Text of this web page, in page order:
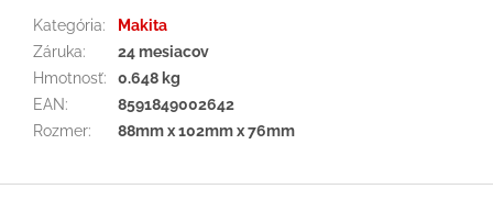
Kategória:
Makita
Záruka:
24 mesiacov
Hmotnosť:
0.648 kg
EAN:
8591849002642
Rozmer: 88mm x 102mm x 76mm
Z